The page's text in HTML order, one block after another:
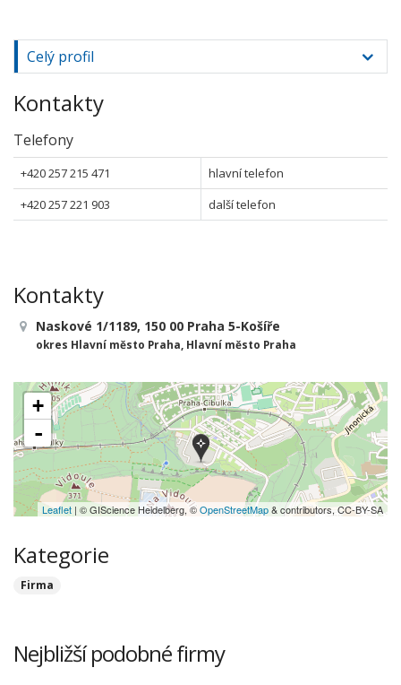
Celý profil
Kontakty
Telefony
+420 257 215 471
hlavní telefon
+420 257 221 903
další telefon
Kontakty
Naskové 1/1189, 150 00 Praha 5-Košíře
okres Hlavní město Praha, Hlavní město Praha
+
-
Leaflet | © GIScience Heidelberg, ©OpenStreetMap& contributors, CC-BY-SA
Kategorie
Firma
Nejbližší podobné firmy